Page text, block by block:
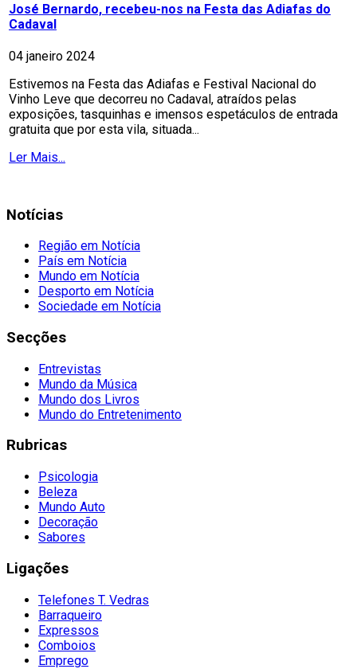
José Bernardo, recebeu-nos na Festa das Adiafas do
Cadaval
04 janeiro 2024
Estivemos na Festa das Adiafas e Festival Nacional do
Vinho Leve que decorreu no Cadaval, atraídos pelas
exposições, tasquinhas e imensos espetáculos de entrada
gratuita que por esta vila, situada...
Ler Mais...
Notícias
Região em Notícia
País em Notícia
Mundo em Notícia
Desporto em Notícia
Sociedade em Notícia
Secções
Entrevistas
Mundo da Música
Mundo dos Livros
Mundo do Entretenimento
Rubricas
Psicologia
Beleza
Mundo Auto
Decoração
Sabores
Ligações
Telefones T. Vedras
Barraqueiro
Expressos
Comboios
Emprego